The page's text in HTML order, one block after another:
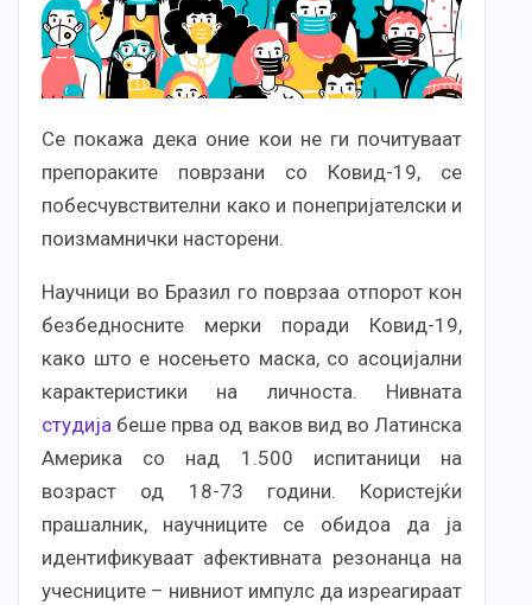
Се покажа дека оние кои не ги почитуваат
препораките поврзани со Ковид-19, се
побесчувствителни како и понепријателски и
поизмамнички насторени.
Научници во Бразил го поврзаа отпорот кон
безбедносните мерки поради Ковид-19,
како што е носењето маска, со асоцијални
карактеристики на личноста. Нивната
студија беше прва од ваков вид во Латинска
Америка со над 1.500 испитаници на
возраст од 18-73 години. Користејќи
прашалник, научниците се обидоа да ја
идентификуваат афективната резонанца на
учесниците – нивниот импулс да изреагираат